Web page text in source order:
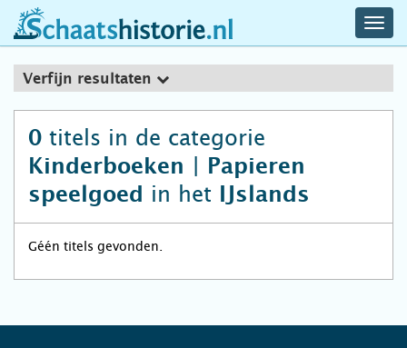
schaatshistorie.nl
Verfijn resultaten
0 titels in de categorie
Kinderboeken | Papieren
speelgoed
in het IJslands
Géén titels gevonden.